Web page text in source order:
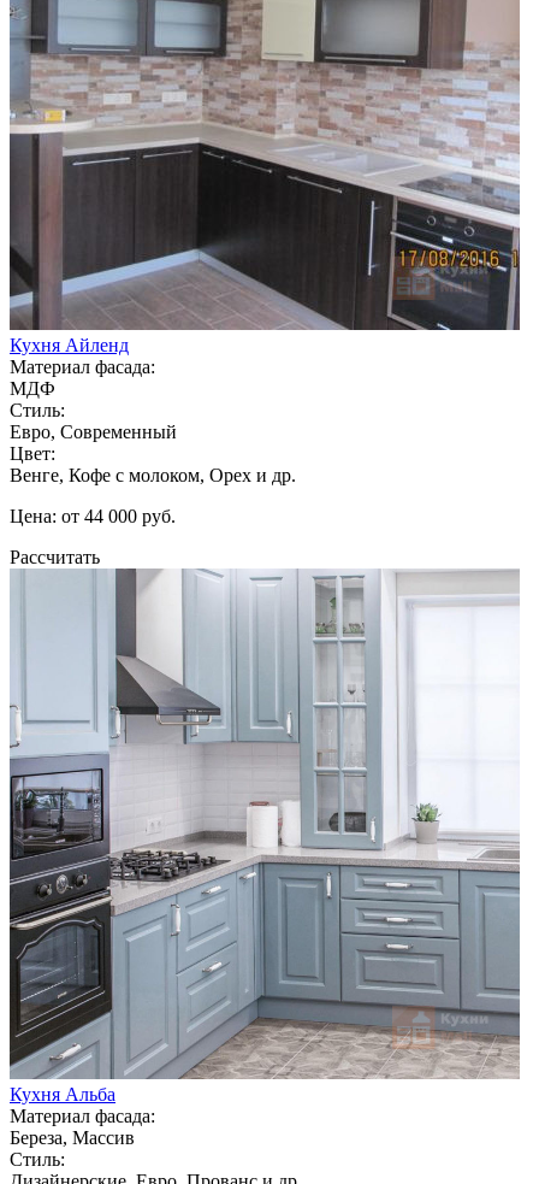
Кухня Айленд
Материал фасада:
МДФ
Стиль:
Евро, Современный
Цвет:
Венге, Кофе с молоком, Орех и др.
Цена: от 44 000 руб.
Рассчитать
Кухня Альба
Материал фасада:
Береза, Массив
Стиль: